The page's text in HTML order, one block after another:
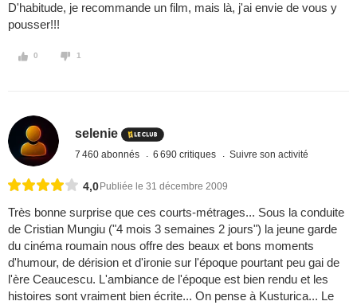
D'habitude, je recommande un film, mais là, j'ai envie de vous y
pousser!!!
0 1
selenie
7 460 abonnés 6 690 critiques Suivre son activité
4,0 Publiée le 31 décembre 2009
Très bonne surprise que ces courts-métrages... Sous la conduite
de Cristian Mungiu ("4 mois 3 semaines 2 jours") la jeune garde
du cinéma roumain nous offre des beaux et bons moments
d'humour, de dérision et d'ironie sur l'époque pourtant peu gai de
l'ère Ceaucescu. L'ambiance de l'époque est bien rendu et les
histoires sont vraiment bien écrite... On pense à Kusturica... Le